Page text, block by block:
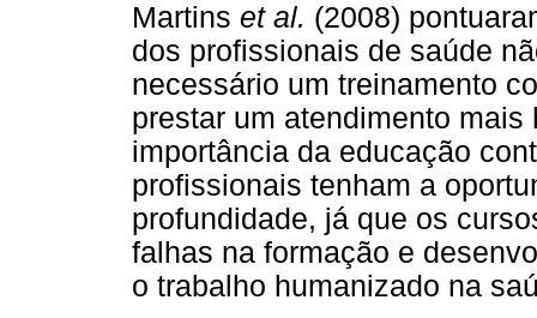
Martins et al. (2008)
dos profissionais de saúde
necessário um treinamento
prestar um atendimento
importância da educação
profissionais tenham a
profundidade, já que os
falhas na formação e
o trabalho humanizado na